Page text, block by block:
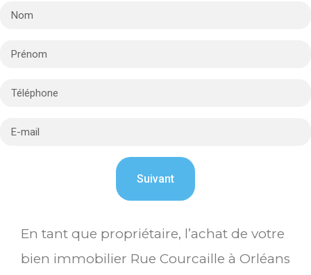
En tant que propriétaire, l’achat de votre
bien immobilier Rue Courcaille à Orléans